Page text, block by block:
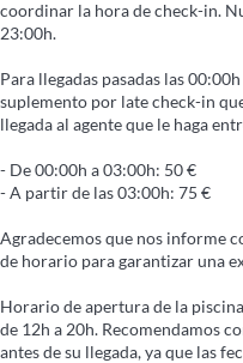
coordinar la hora de check-in.
23:00h.
Para llegadas pasadas las
suplemento por late check-in
llegada al agente que le haga
- De 00:00h a 03:00h: 50 €
- A partir de las 03:00h: 75 €
Agradecemos que nos informe
de horario para garantizar una
Horario de apertura de la
de 12h a 20h. Recomendamos
antes de su llegada, ya que las